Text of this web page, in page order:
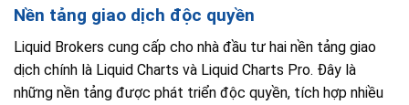
Nền tảng giao dịch độc quyền
Liquid Brokers cung cấp cho nhà đầu tư hai nền tảng giao
dịch chính là Liquid Charts và Liquid Charts Pro. Đây là
những nền tảng được phát triển độc quyền, tích hợp nhiều